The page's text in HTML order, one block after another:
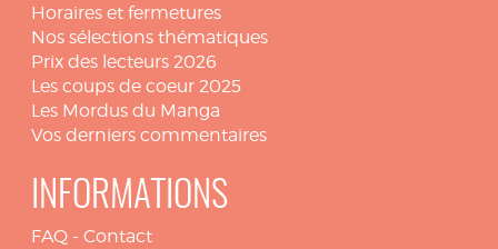
Horaires et fermetures
Nos sélections thématiques
Prix des lecteurs 2026
Les coups de coeur 2025
Les Mordus du Manga
Vos derniers commentaires
INFORMATIONS
FAQ - Contact